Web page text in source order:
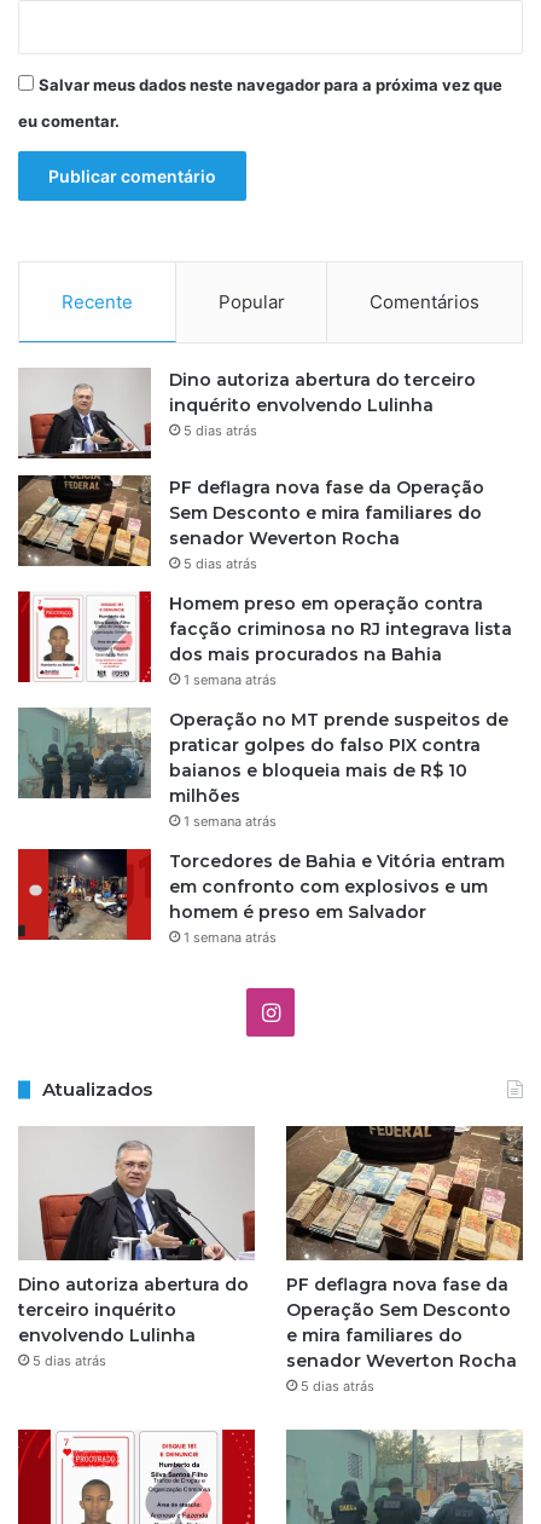
Salvar meus dados neste navegador para a próxima vez que
eu comentar.
Recente Popular Comentários
Dino autoriza abertura do terceiro
inquérito envolvendo Lulinha
5 dias atrás
PF deflagra nova fase da Operação
Sem Desconto e mira familiares do
senador Weverton Rocha
5 dias atrás
Homem preso em operação contra
facção criminosa no RJ integrava lista
dos mais procurados na Bahia
1 semana atrás
Operação no MT prende suspeitos de
praticar golpes do falso PIX contra
baianos e bloqueia mais de R$ 10
milhões
1 semana atrás
Torcedores de Bahia e Vitória entram
em confronto com explosivos e um
homem é preso em Salvador
1 semana atrás
I
t
a
g
r
a
m
Atualizados
Dino autoriza abertura do
terceiro inquérito
envolvendo Lulinha
5 dias atrás
PF deflagra nova fase da
Operação Sem Desconto
e mira familiares do
senador Weverton Rocha
5 dias atrás